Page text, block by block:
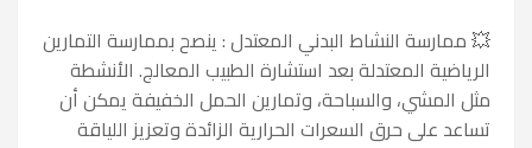
💥ممارسة النشاط البدني المعتدل : ينصح بممارسة التمارين
الرياضية المعتدلة بعد استشارة الطبيب المعالج. الأنشطة
مثل المشي، والسباحة، وتمارين الحمل الخفيفة يمكن أن
تساعد على حرق السعرات الحرارية الزائدة وتعزيز اللياقة